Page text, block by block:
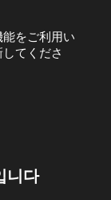
をご利用い
てくださ
니다